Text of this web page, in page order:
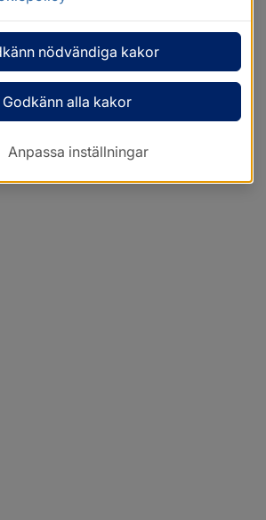
nödvändiga kakor
Godkänn alla kakor
Anpassa inställningar